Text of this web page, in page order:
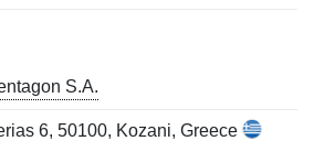
S.A.
6, 50100, Kozani, Greece